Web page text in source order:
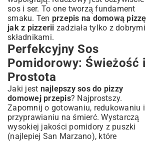
sos i ser. To one tworzą fundament
smaku. Ten przepis na domową pizzę
jak z pizzerii zadziała tylko z dobrymi
składnikami.
Perfekcyjny Sos
Pomidorowy: Świeżość i
Prostota
Jaki jest najlepszy sos do pizzy
domowej przepis? Najprostszy.
Zapomnij o gotowaniu, redukowaniu i
przyprawianiu na śmierć. Wystarczą
wysokiej jakości pomidory z puszki
(najlepiej San Marzano), które